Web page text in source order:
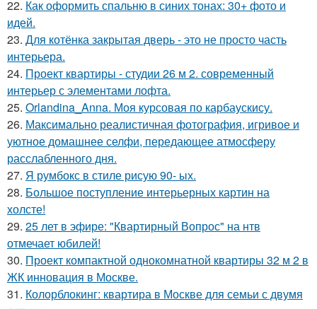
22. Как оформить спальню в синих тонах: 30+ фото и
идей.
23. Для котёнка закрытая дверь - это не просто часть
интерьера.
24. Проект квартиры - студии 26 м 2. современный
интерьер с элементами лофта.
25. Orlandina_Anna. Моя курсовая по карбаускису.
26. Максимально реалистичная фотография, игривое и
уютное домашнее селфи, передающее атмосферу
расслабленного дня.
27. Я румбокс в стиле рисую 90- ых.
28. Большое поступление интерьерных картин на
холсте!
29. 25 лет в эфире: "Квартирный Вопрос" на нтв
отмечает юбилей!
30. Проект компактной однокомнатной квартиры 32 м 2 в
ЖК инновация в Москве.
31. Колорблокинг: квартира в Москве для семьи с двумя